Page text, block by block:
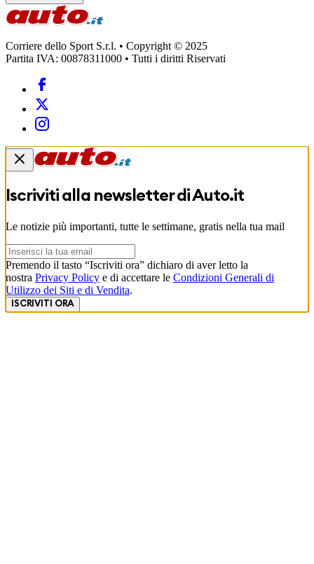
Corriere dello Sport S.r.l. • Copyright © 2025
Partita IVA: 00878311000 • Tutti i diritti Riservati
Iscriviti alla newsletter diAuto.it
Le notizie più importanti, tutte le settimane, gratis nella tua mail
Premendo il tasto “Iscriviti ora” dichiaro di aver letto la
nostra Privacy Policy e di accettare le Condizioni Generali di
Utilizzo dei Siti e di Vendita.
ISCRIVITI ORA